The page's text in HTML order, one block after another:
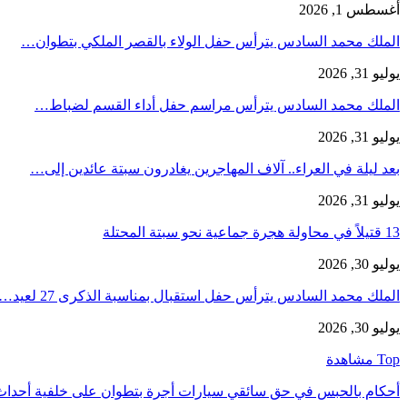
أغسطس 1, 2026
الملك محمد السادس يترأس حفل الولاء بالقصر الملكي بتطوان…
يوليو 31, 2026
الملك محمد السادس يترأس مراسم حفل أداء القسم لضباط…
يوليو 31, 2026
بعد ليلة في العراء.. آلاف المهاجرين يغادرون سبتة عائدين إلى…
يوليو 31, 2026
13 قتيلاً في محاولة هجرة جماعية نحو سبتة المحتلة
يوليو 30, 2026
الملك محمد السادس يترأس حفل استقبال بمناسبة الذكرى 27 لعيد…
يوليو 30, 2026
Top مشاهدة
أحكام بالحبس في حق سائقي سيارات أجرة بتطوان على خلفية